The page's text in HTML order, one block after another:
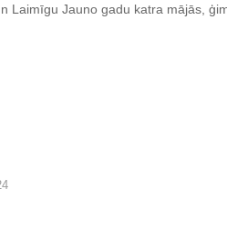
Laimīgu Jauno gadu katra mājās,